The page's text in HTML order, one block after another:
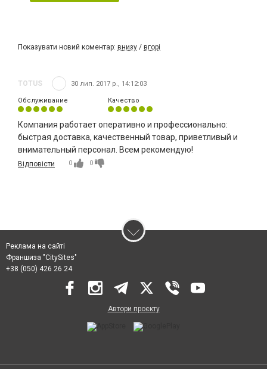
Показувати новий коментар: внизу / вгорі
TOTUS 30 лип. 2017 р., 14:12:03
Обслуживание Качество
Компания работает оперативно и профессионально:
быстрая доставка, качественный товар, приветливый и
внимательный персонал. Всем рекомендую!
Відповісти 0 0
Реклама на сайті
Франшиза "CitySites"
+38 (050) 426 26 24
Автори проєкту